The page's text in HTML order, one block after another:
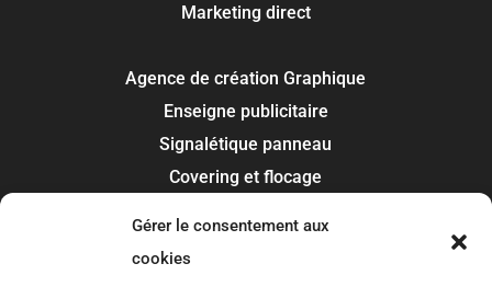
Gérer le consentement aux
cookies
Marketing direct
Agence de création Graphique
Enseigne publicitaire
Signalétique panneau
Covering et flocage